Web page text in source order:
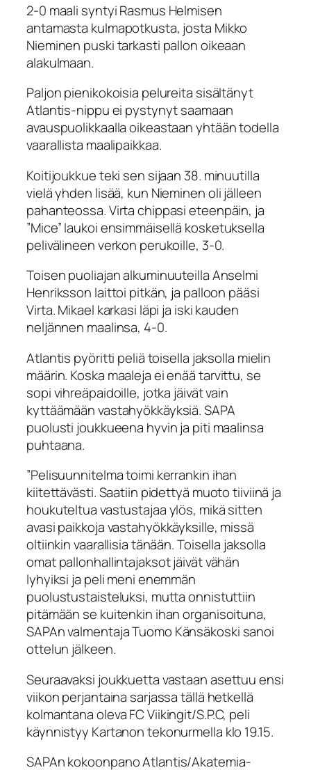
2-0 maali syntyi Rasmus Helmisen
antamasta kulmapotkusta, josta Mikko
Nieminen puski tarkasti pallon oikeaan
alakulmaan.
Paljon pienikokoisia pelureita sisältänyt
Atlantis-nippu ei pystynyt saamaan
avauspuolikkaalla oikeastaan yhtään todella
vaarallista maalipaikkaa.
Koitijoukkue teki sen sijaan 38. minuutilla
vielä yhden lisää, kun Nieminen oli jälleen
pahanteossa. Virta chippasi eteenpäin, ja
”Mice” laukoi ensimmäisellä kosketuksella
pelivälineen verkon perukoille, 3-0.
Toisen puoliajan alkuminuuteilla Anselmi
Henriksson laittoi pitkän, ja palloon pääsi
Virta. Mikael karkasi läpi ja iski kauden
neljännen maalinsa, 4-0.
Atlantis pyöritti peliä toisella jaksolla mielin
määrin. Koska maaleja ei enää tarvittu, se
sopi vihreäpaidoille, jotka jäivät vain
kyttäämään vastahyökkäyksiä. SAPA
puolusti joukkueena hyvin ja piti maalinsa
puhtaana.
”Pelisuunnitelma toimi kerrankin ihan
kiitettävästi. Saatiin pidettyä muoto tiiviinä ja
houkuteltua vastustajaa ylös, mikä sitten
avasi paikkoja vastahyökkäyksille, missä
oltiinkin vaarallisia tänään. Toisella jaksolla
omat pallonhallintajaksot jäivät vähän
lyhyiksi ja peli meni enemmän
puolustustaisteluksi, mutta onnistuttiin
pitämään se kuitenkin ihan organisoituna,
SAPAn valmentaja Tuomo Känsäkoski sanoi
ottelun jälkeen.
Seuraavaksi joukkuetta vastaan asettuu ensi
viikon perjantaina sarjassa tällä hetkellä
kolmantana oleva FC Viikingit/S.P.C, peli
käynnistyy Kartanon tekonurmella klo 19.15.
SAPAn kokoonpano Atlantis/Akatemia-